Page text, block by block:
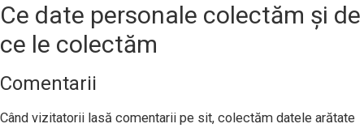
Ce date personale colectăm și de
ce le colectăm
Comentarii
Când vizitatorii lasă comentarii pe sit, colectăm datele arătate